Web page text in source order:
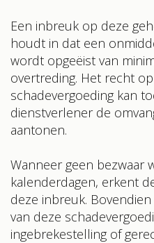
Een inbreuk op deze
houdt in dat een
wordt opgeëist van
overtreding. Het recht
schadevergoeding kan
dienstverlener de
aantonen.
Wanneer geen bezwaar
kalenderdagen, erkent
deze inbreuk.
van deze
ingebrekestelling of